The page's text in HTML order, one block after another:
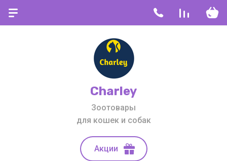
Charley
Зоотовары
для кошек и собак
Акции